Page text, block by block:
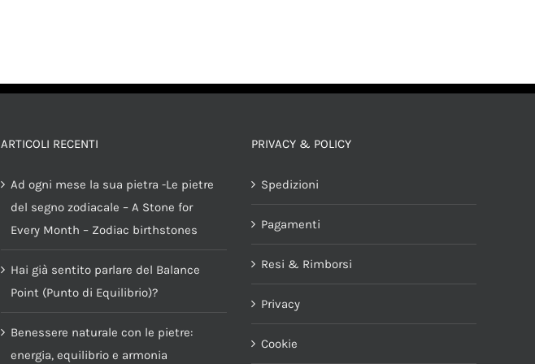
ARTICOLI RECENTI
Ad ogni mese la sua pietra -Le pietre
del segno zodiacale – A Stone for
Every Month – Zodiac birthstones
Hai già sentito parlare del Balance
Point (Punto di Equilibrio)?
Benessere naturale con le pietre:
energia, equilibrio e armonia
PRIVACY & POLICY
Spedizioni
Pagamenti
Resi & Rimborsi
Privacy
Cookie